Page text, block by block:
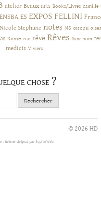
atelier Beaux arts Books/Livres camille
ENSBA ES EXPOS FELLINI
NIcole Stephane notes NS oiseau
Rome rue rêve Rêves Sans nom
medicis Viviers
chose ?
© 2026 HD
: helene-delprat par SophieWeb.